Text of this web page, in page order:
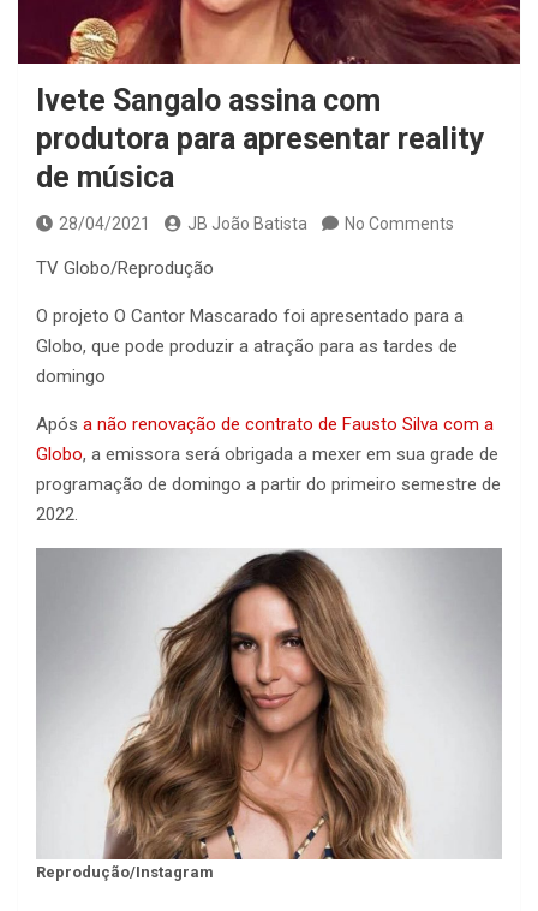
Ivete Sangalo assina com
produtora para apresentar reality
de música
28/04/2021 JB João Batista No Comments
TV Globo/Reprodução
O projeto O Cantor Mascarado foi apresentado para a
Globo, que pode produzir a atração para as tardes de
domingo
Após a não renovação de contrato de Fausto Silva com a
Globo, a emissora será obrigada a mexer em sua grade de
programação de domingo a partir do primeiro semestre de
2022.
Reprodução/Instagram